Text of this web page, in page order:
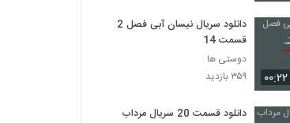
۰۰:۲۲
دانلود سریال نیسان آبی فصل 2
قسمت 14
دوستی ها
۳۵۹ بازدید
دانلود قسمت 20 سریال مرداب